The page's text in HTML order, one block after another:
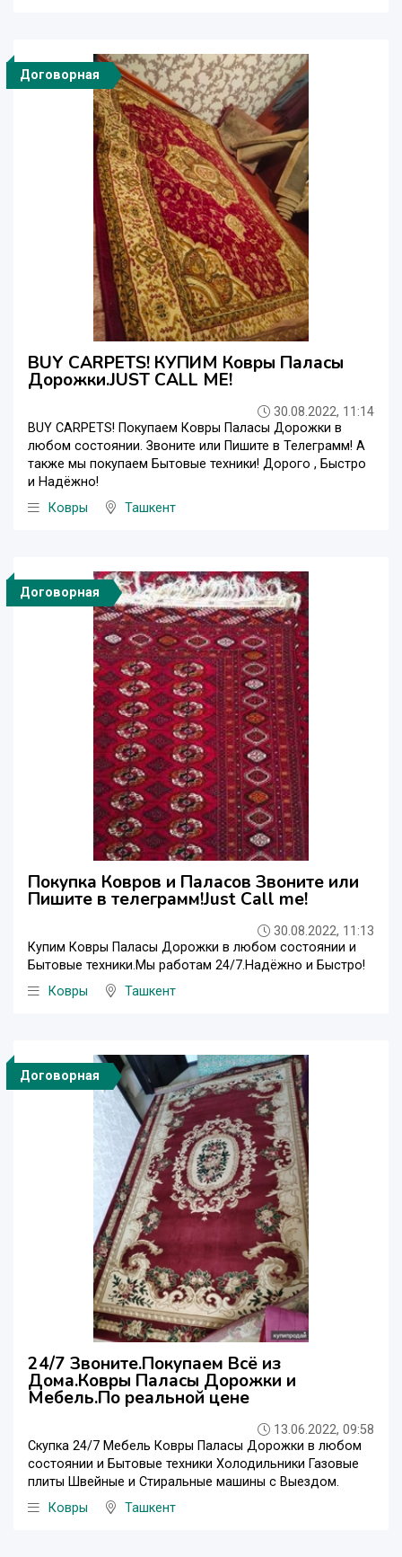
Договорная
BUY CARPETS! КУПИМ Ковры Паласы
Дорожки.JUST CALL ME!
30.08.2022, 11:14
BUY CARPETS! Покупаем Ковры Паласы Дорожки в
любом состоянии. Звоните или Пишите в Телеграмм! А
также мы покупаем Бытовые техники! Дорого , Быстро
и Надёжно!
Ковры
Ташкент
Договорная
Покупка Ковров и Паласов Звоните или
Пишите в телеграмм!Just Call me!
30.08.2022, 11:13
Купим Ковры Паласы Дорожки в любом состоянии и
Бытовые техники.Мы работам 24/7.Надёжно и Быстро!
Ковры
Ташкент
Договорная
24/7 Звоните.Покупаем Всё из
Дома.Ковры Паласы Дорожки и
Мебель.По реальной цене
13.06.2022, 09:58
Скупка 24/7 Мебель Ковры Паласы Дорожки в любом
состоянии и Бытовые техники Холодильники Газовые
плиты Швейные и Стиральные машины с Выездом.
Ковры
Ташкент